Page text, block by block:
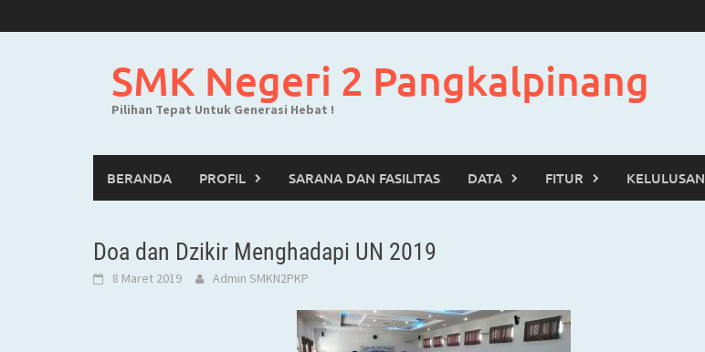
to
SMK Negeri 2 Pangkalpinang
Pilihan Tepat Untuk Generasi Hebat !
BERANDA PROFIL SARANA DAN FASILITAS DATA FITUR KELULUSAN
Doa dan Dzikir Menghadapi UN 2019
8 Maret 2019 Admin SMKN2PKP